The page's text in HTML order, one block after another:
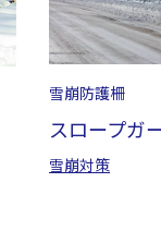
雪崩防護柵
スロープガ
雪崩対策